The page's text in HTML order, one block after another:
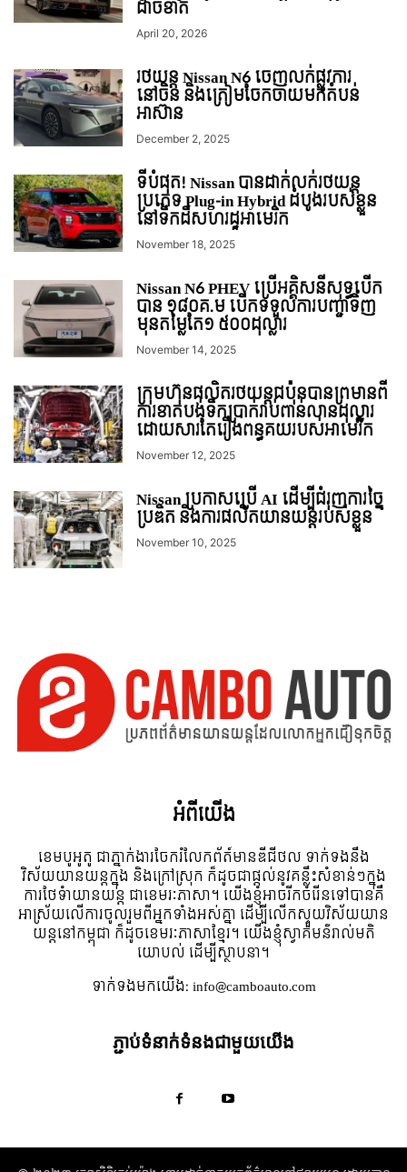
ដាច់ខាត
April 20, 2026
រថយន្ត Nissan N6 ចេញលក់ផ្លូវការ
នៅចិន និងត្រៀមចែកចាយមកតំបន់
អាស៊ាន
December 2, 2025
ទីបំផុត! Nissan បានដាក់លក់រថយន្ដ
ប្រភេទ Plug-in Hybrid ដំបូង​របស់​ខ្លួន​
នៅទឹកដីសហរដ្ឋអាេមរិក
November 18, 2025
Nissan N6 PHEV ប្រើអគ្គិសនីសុទ្ធបើក
បាន ១៨០គ.ម បើកទទួលការបញ្ជាទិញ
មុនតម្លៃតែ១ ៥០០ដុល្លារ
November 14, 2025
ក្រុមហ៊ុនផលិតរថយន្តជប៉ុនបានព្រមានពី
ការខាតបង់ទឹកប្រាក់រាប់ពាន់លានដុល្លារ
ដោយសារតែរឿងពន្ធគយរបស់អាមេរិក
November 12, 2025
Nissan ប្រកាសប្រើ AI ដើម្បីជំរុញការច្នៃ
ប្រឌិត និងការផលិតយានយន្តរបស់ខ្លួន
November 10, 2025
អំពី​យើង
ខេមបូអូតូ ជាភ្នាក់ងារចែករំលែកព័ត៍មានឌីជីថល ទាក់ទងនឹង
វិស័យយានយន្តក្នុង និងក្រៅស្រុក ក៏ដូចជាផ្តល់នូវគន្លឹះសំខាន់ៗក្នុង
ការថែទំាយានយន្ត ជាខេមរៈភាសា។ យើងខ្ញុំអាចរីកចំរើនទៅបានគឺ
អាស្រ័យលើការចូលរួមពីអ្នកទាំងអស់គ្នា ដើម្បីលើកស្ទួយវិស័យយាន
យន្តនៅកម្ពុជា ក៏ដូចខេមរៈភាសាខ្មែរ។ យើងខ្ញុំស្វាគមន៌រាល់មតិ
យោបល់ ដើម្បីស្ថាបនា។
ទាក់ទង​មក​យើង:info@camboauto.com
ភ្ជាប់ទំនាក់ទំនងជាមួយយើង